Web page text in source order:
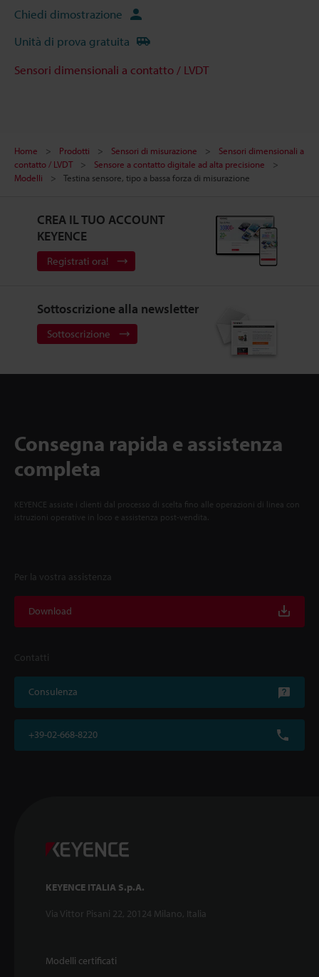
Chiedi dimostrazione
Unità di prova gratuita
Sensori dimensionali a contatto / LVDT
Home Prodotti Sensori di misurazione
Sensori dimensionali a
contatto / LVDT
Sensore a contatto digitale ad alta precisione
Modelli
Testina sensore, tipo a bassa forza di misurazione
CREA IL TUO ACCOUNT
KEYENCE
Registrati ora!
Sottoscrizione alla newsletter
Sottoscrizione
Consegna rapida e assistenza
completa
KEYENCE assiste i clienti dal processo di scelta fino alle operazioni di linea con
istruzioni operative in loco e assistenza post-vendita.
Per la vostra assistenza
Download
Contatti
Consulenza
+39-02-668-8220
KEYENCE ITALIA S.p.A.
Via Vittor Pisani 22, 20124 Milano, Italia
Modelli certificati